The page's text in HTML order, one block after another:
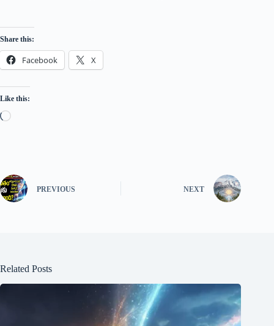
Share this:
Facebook X
Like this:
PREVIOUS NEXT
Related Posts